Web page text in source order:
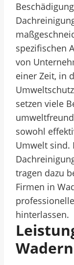
spezifischen
von
einer Zeit, in
setzen viele
sowohl
Umwelt sind.
tragen dazu
Firmen in
hinterlassen.
Wadern